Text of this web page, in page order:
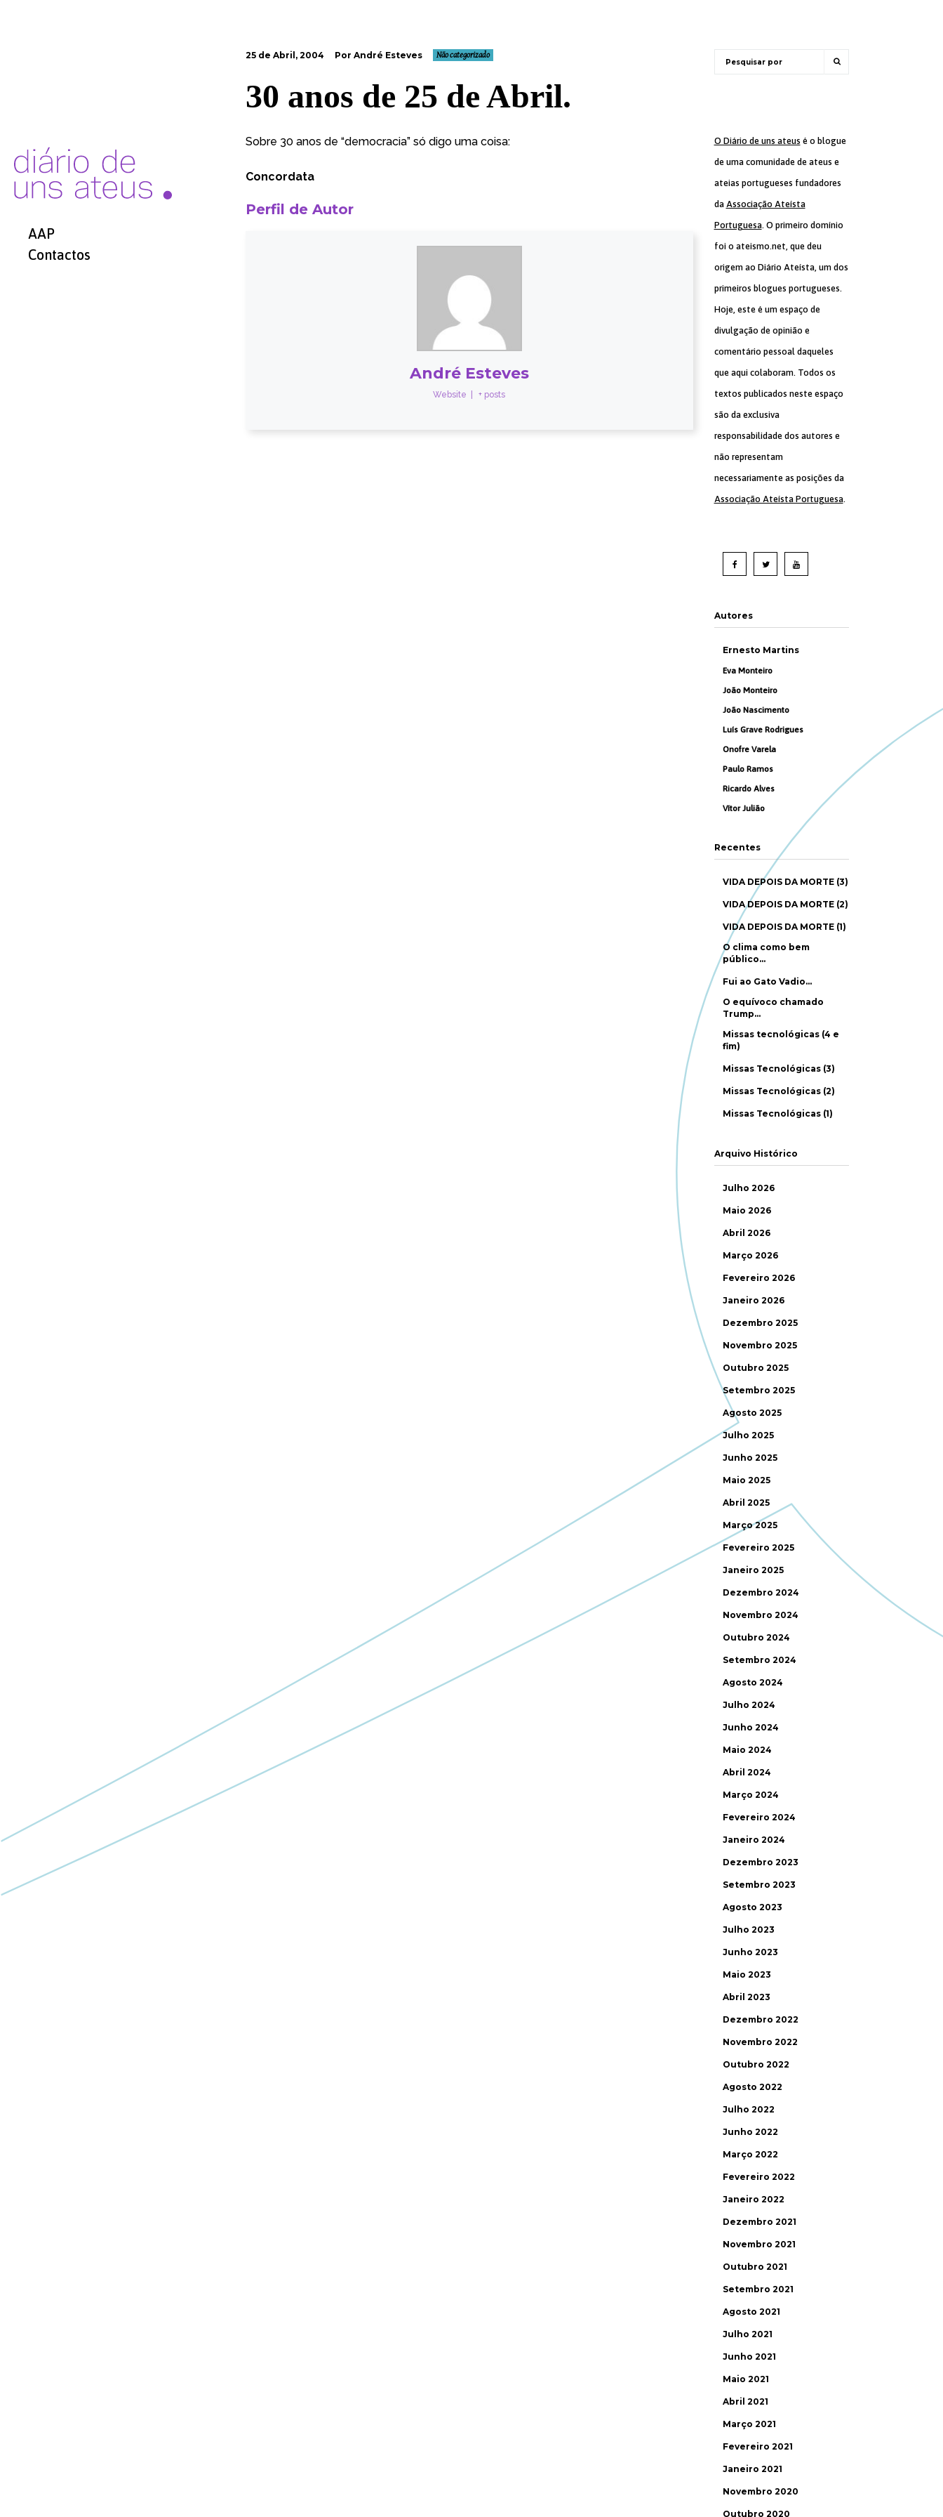
AAP
Contactos
25 de Abril, 2004 Por André Esteves Não categorizado
30 anos de 25 de Abril.
Sobre 30 anos de “democracia” só digo uma coisa:
Concordata
Perfil de Autor
André Esteves
Website + posts
O Diário de uns ateus é o blogue
de uma comunidade de ateus e
ateias portugueses fundadores
da Associação Ateísta
Portuguesa. O primeiro domínio
foi o ateismo.net, que deu
origem ao Diário Ateísta, um dos
primeiros blogues portugueses.
Hoje, este é um espaço de
divulgação de opinião e
comentário pessoal daqueles
que aqui colaboram. Todos os
textos publicados neste espaço
são da exclusiva
responsabilidade dos autores e
não representam
necessariamente as posições da
Associação Ateísta Portuguesa.
Autores
Ernesto Martins
Eva Monteiro
João Monteiro
João Nascimento
Luís Grave Rodrigues
Onofre Varela
Paulo Ramos
Ricardo Alves
Vítor Julião
Recentes
VIDA DEPOIS DA MORTE (3)
VIDA DEPOIS DA MORTE (2)
VIDA DEPOIS DA MORTE (1)
O clima como bem
público…
Fui ao Gato Vadio…
O equívoco chamado
Trump…
Missas tecnológicas (4 e
fim)
Missas Tecnológicas (3)
Missas Tecnológicas (2)
Missas Tecnológicas (1)
Arquivo Histórico
Julho 2026
Maio 2026
Abril 2026
Março 2026
Fevereiro 2026
Janeiro 2026
Dezembro 2025
Novembro 2025
Outubro 2025
Setembro 2025
Agosto 2025
Julho 2025
Junho 2025
Maio 2025
Abril 2025
Março 2025
Fevereiro 2025
Janeiro 2025
Dezembro 2024
Novembro 2024
Outubro 2024
Setembro 2024
Agosto 2024
Julho 2024
Junho 2024
Maio 2024
Abril 2024
Março 2024
Fevereiro 2024
Janeiro 2024
Dezembro 2023
Setembro 2023
Agosto 2023
Julho 2023
Junho 2023
Maio 2023
Abril 2023
Dezembro 2022
Novembro 2022
Outubro 2022
Agosto 2022
Julho 2022
Junho 2022
Março 2022
Fevereiro 2022
Janeiro 2022
Dezembro 2021
Novembro 2021
Outubro 2021
Setembro 2021
Agosto 2021
Julho 2021
Junho 2021
Maio 2021
Abril 2021
Março 2021
Fevereiro 2021
Janeiro 2021
Novembro 2020
Outubro 2020